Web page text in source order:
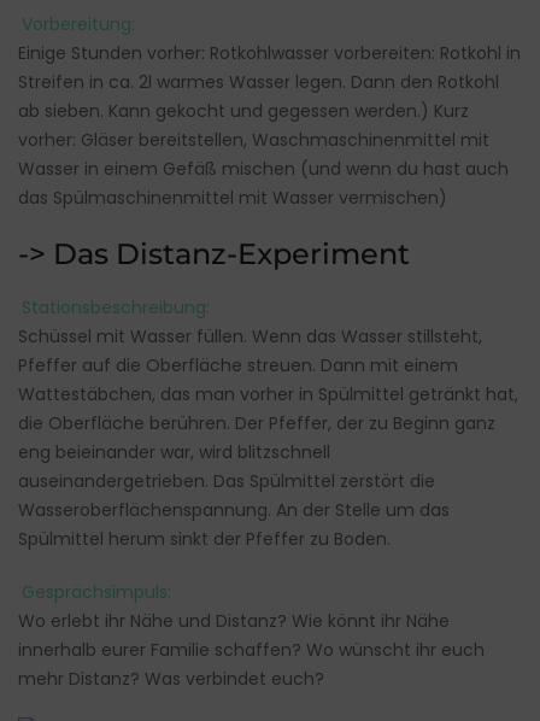
Vorbereitung:
Einige Stunden vorher: Rotkohlwasser vorbereiten: Rotkohl in
Streifen in ca. 2l warmes Wasser legen. Dann den Rotkohl
ab sieben. Kann gekocht und gegessen werden.) Kurz
vorher: Gläser bereitstellen, Waschmaschinenmittel mit
Wasser in einem Gefäß mischen (und wenn du hast auch
das Spülmaschinenmittel mit Wasser vermischen)
-> Das Distanz-Experiment
Stationsbeschreibung:
Schüssel mit Wasser füllen. Wenn das Wasser stillsteht,
Pfeffer auf die Oberfläche streuen. Dann mit einem
Wattestäbchen, das man vorher in Spülmittel getränkt hat,
die Oberfläche berühren. Der Pfeffer, der zu Beginn ganz
eng beieinander war, wird blitzschnell
auseinandergetrieben. Das Spülmittel zerstört die
Wasseroberflächenspannung. An der Stelle um das
Spülmittel herum sinkt der Pfeffer zu Boden.
Gesprächsimpuls:
Wo erlebt ihr Nähe und Distanz? Wie könnt ihr Nähe
innerhalb eurer Familie schaffen? Wo wünscht ihr euch
mehr Distanz? Was verbindet euch?